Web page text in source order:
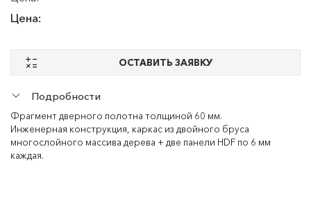
Цена:
ОСТАВИТЬ ЗАЯВКУ
Подробности
Фрагмент дверного полотна толщиной 60 мм.
Инженерная конструкция, каркас из двойного бруса
многослойного массива дерева + две панели HDF по 6 мм
каждая.